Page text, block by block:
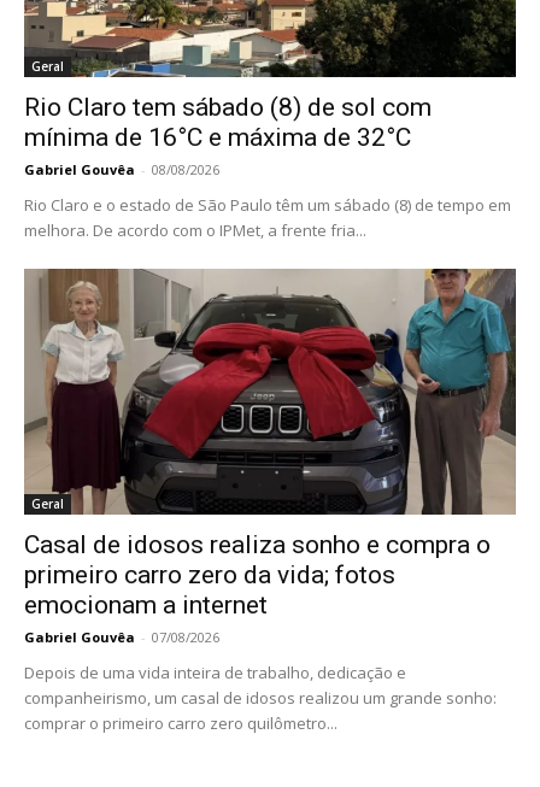
Geral
Rio Claro tem sábado (8) de sol com
mínima de 16°C e máxima de 32°C
Gabriel Gouvêa - 08/08/2026
Rio Claro e o estado de São Paulo têm um sábado (8) de tempo em
melhora. De acordo com o IPMet, a frente fria...
Geral
Casal de idosos realiza sonho e compra o
primeiro carro zero da vida; fotos
emocionam a internet
Gabriel Gouvêa - 07/08/2026
Depois de uma vida inteira de trabalho, dedicação e
companheirismo, um casal de idosos realizou um grande sonho:
comprar o primeiro carro zero quilômetro...